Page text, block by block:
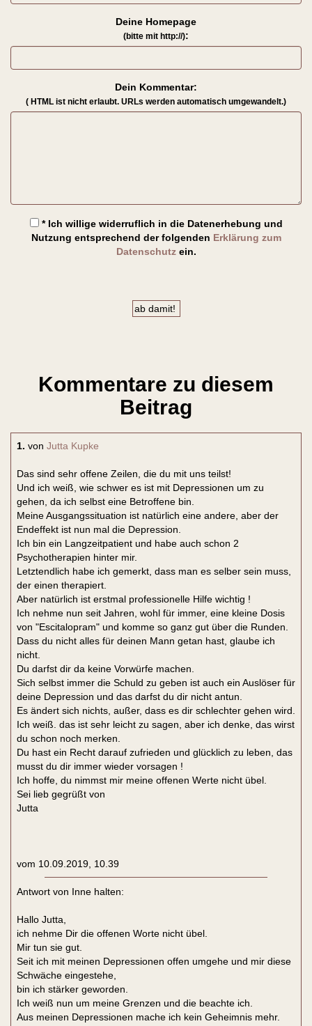
Deine Homepage
(bitte mit http://):
Dein Kommentar:
( HTML ist nicht erlaubt. URLs werden automatisch umgewandelt.)
* Ich willige widerruflich in die Datenerhebung und
Nutzung entsprechend der folgenden Erklärung zum
Datenschutzein.
Kommentare zu diesem
Beitrag
1. von Jutta Kupke
Das sind sehr offene Zeilen, die du mit uns teilst!
Und ich weiß, wie schwer es ist mit Depressionen um zu
gehen, da ich selbst eine Betroffene bin.
Meine Ausgangssituation ist natürlich eine andere, aber der
Endeffekt ist nun mal die Depression.
Ich bin ein Langzeitpatient und habe auch schon 2
Psychotherapien hinter mir.
Letztendlich habe ich gemerkt, dass man es selber sein muss,
der einen therapiert.
Aber natürlich ist erstmal professionelle Hilfe wichtig !
Ich nehme nun seit Jahren, wohl für immer, eine kleine Dosis
von "Escitalopram" und komme so ganz gut über die Runden.
Dass du nicht alles für deinen Mann getan hast, glaube ich
nicht.
Du darfst dir da keine Vorwürfe machen.
Sich selbst immer die Schuld zu geben ist auch ein Auslöser für
deine Depression und das darfst du dir nicht antun.
Es ändert sich nichts, außer, dass es dir schlechter gehen wird.
Ich weiß. das ist sehr leicht zu sagen, aber ich denke, das wirst
du schon noch merken.
Du hast ein Recht darauf zufrieden und glücklich zu leben, das
musst du dir immer wieder vorsagen !
Ich hoffe, du nimmst mir meine offenen Werte nicht übel.
Sei lieb gegrüßt von
Jutta
vom 10.09.2019, 10.39
Antwort von Inne halten:
Hallo Jutta,
ich nehme Dir die offenen Worte nicht übel.
Mir tun sie gut.
Seit ich mit meinen Depressionen offen umgehe und mir diese
Schwäche eingestehe,
bin ich stärker geworden.
Ich weiß nun um meine Grenzen und die beachte ich.
Aus meinen Depressionen mache ich kein Geheimnis mehr.